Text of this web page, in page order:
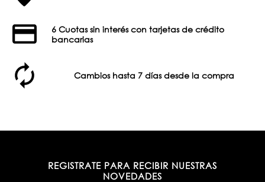
6 Cuotas sin interés con tarjetas de crédito
bancarias
Cambios hasta 7 días desde la compra
REGISTRATE PARA RECIBIR NUESTRAS
NOVEDADES